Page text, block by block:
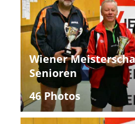
Wiener
Senioren
46 Photos